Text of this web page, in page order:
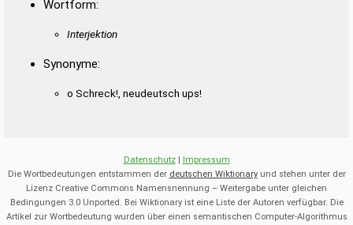
Wortform:
Interjektion
Synonyme:
o Schreck!, neudeutsch ups!
Datenschutz| Impressum
Die Wortbedeutungen entstammen der deutschen Wiktionaryund stehen unter der
Lizenz Creative Commons Namensnennung – Weitergabe unter gleichen
Bedingungen 3.0 Unported. Bei Wiktionary ist eine Liste der Autoren verfügbar. Die
Artikel zur Wortbedeutung wurden über einen semantischen Computer-Algorithmus